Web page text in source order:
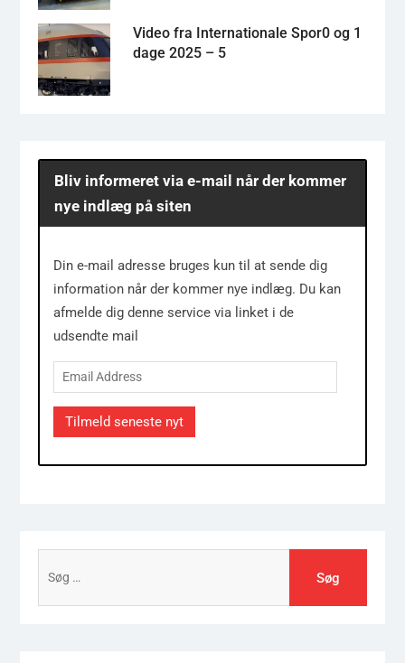
Video fra Internationale Spor0 og 1
dage 2025 – 5
Bliv informeret via e-mail når der kommer
nye indlæg på siten
Din e-mail adresse bruges kun til at sende dig
information når der kommer nye indlæg. Du kan
afmelde dig denne service via linket i de
udsendte mail
Email
Address
Tilmeld seneste nyt
efter: